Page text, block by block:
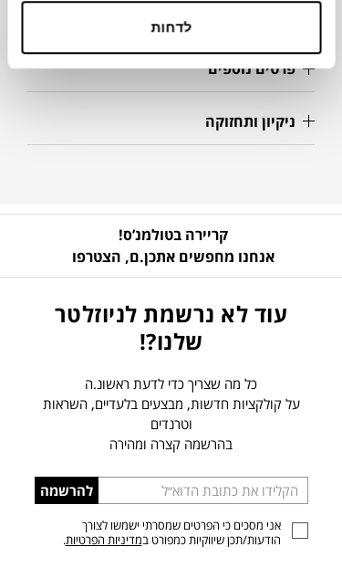
לדחות
פרטים נוספים
ניקיון ותחזוקה
קריירה בטולמנ’ס!
אנחנו מחפשים אתכן.ם, הצטרפו
עוד לא נרשמת לניוזלטר
שלנו?!
כל מה שצריך כדי לדעת ראשונ.ה
על קולקציות חדשות, מבצעים בלעדיים, השראות
וטרנדים
בהרשמה קצרה ומהירה
הכניסו
כתובת
דוא”ל
להרשמה
אני מסכים כי הפרטים שמסרתי ישמשו לצורך
הודעות/תכן שיווקיות כמפורט במדיניות הפרטיות.